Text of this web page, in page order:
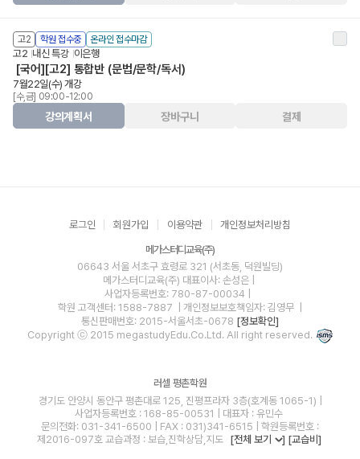
고2 학원 접수중 온라인 접수마감
고2 내신 특강 이은행
[국어][고2] 통합반 (문법/문학/독서)
7월22일(수) 개강
[수,금] 09:00-12:00
강의계획서 장바구니 결제
로그인 회원가입 이용약관 개인정보처리방침
메가스터디교육(주)
06643 서울 서초구 효령로 321 (서초동, 덕원빌딩)
메가스터디교육(주) 대표이사: 손성은 |
사업자등록번호: 780-87-00034
학원 고객센터: 1588-7887
| 개인정보보호책임자: 김영무
통신판매번호: 2015-서울서초-0678 [정보확인]
Copyright ⓒ 2015 megastudyEdu.Co.Ltd. All right reserved.
러셀 평촌학원
경기도 안양시 동안구 평촌대로 125, 진평프라자 3층(호계동 1065-1) |
사업자등록번호 : 168-85-00531 | 대표자 : 유민수
문의전화: 031-341-6500 | FAX : 031)341-6515 | 학원등록번호 :
제2016-097호 교습과정 : 보습,진학상담,지도
[전체 보기 ] [교습비]